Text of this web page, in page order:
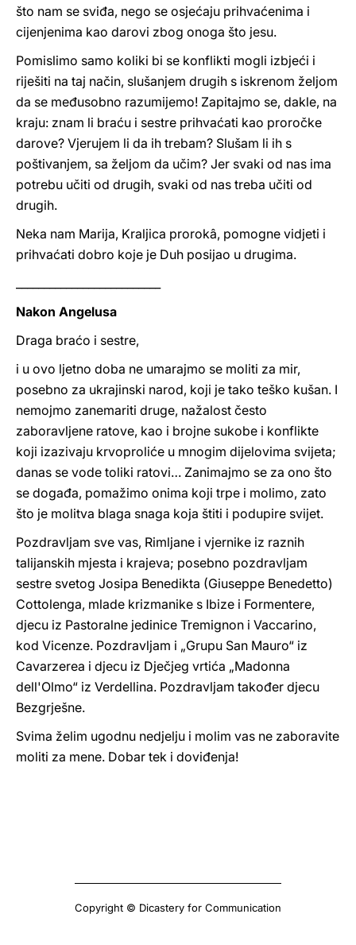
što nam se sviđa, nego se osjećaju prihvaćenima i
cijenjenima kao darovi zbog onoga što jesu.
Pomislimo samo koliki bi se konflikti mogli izbjeći i
riješiti na taj način, slušanjem drugih s iskrenom željom
da se međusobno razumijemo! Zapitajmo se, dakle, na
kraju: znam li braću i sestre prihvaćati kao proročke
darove? Vjerujem li da ih trebam? Slušam li ih s
poštivanjem, sa željom da učim? Jer svaki od nas ima
potrebu učiti od drugih, svaki od nas treba učiti od
drugih.
Neka nam Marija, Kraljica prorokâ, pomogne vidjeti i
prihvaćati dobro koje je Duh posijao u drugima.
Nakon Angelusa
Draga braćo i sestre,
i u ovo ljetno doba ne umarajmo se moliti za mir,
posebno za ukrajinski narod, koji je tako teško kušan. I
nemojmo zanemariti druge, nažalost često
zaboravljene ratove, kao i brojne sukobe i konflikte
koji izazivaju krvoproliće u mnogim dijelovima svijeta;
danas se vode toliki ratovi… Zanimajmo se za ono što
se događa, pomažimo onima koji trpe i molimo, zato
što je molitva blaga snaga koja štiti i podupire svijet.
Pozdravljam sve vas, Rimljane i vjernike iz raznih
talijanskih mjesta i krajeva; posebno pozdravljam
sestre svetog Josipa Benedikta (Giuseppe Benedetto)
Cottolenga, mlade krizmanike s Ibize i Formentere,
djecu iz Pastoralne jedinice Tremignon i Vaccarino,
kod Vicenze. Pozdravljam i „Grupu San Mauro“ iz
Cavarzerea i djecu iz Dječjeg vrtića „Madonna
dell'Olmo“ iz Verdellina. Pozdravljam također djecu
Bezgrješne.
Svima želim ugodnu nedjelju i molim vas ne zaboravite
moliti za mene. Dobar tek i doviđenja!
Copyright © Dicastery for Communication